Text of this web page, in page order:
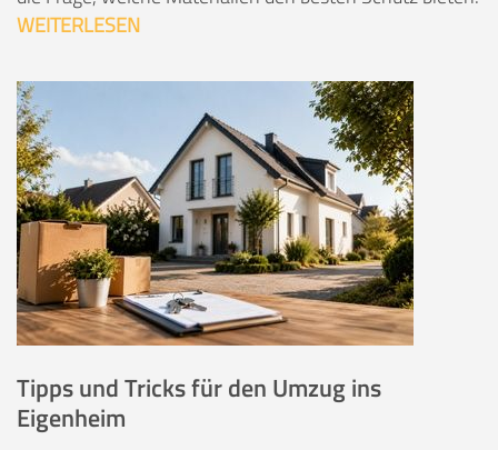
WEITERLESEN
Tipps und Tricks für den Umzug ins
Eigenheim